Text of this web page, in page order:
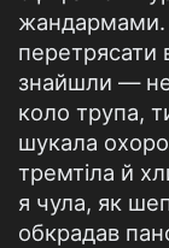
жандармами.
перетрясати
знайшли —
коло трупа,
шукала
тремтіла й
я чула, як
обкрадав